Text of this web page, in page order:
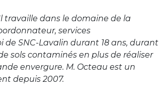
travaille dans le domaine de la
services
de SNC-Lavalin durant 18 ans, durant
sols contaminés en plus de réaliser
envergure. M. Octeau est un
depuis 2007.